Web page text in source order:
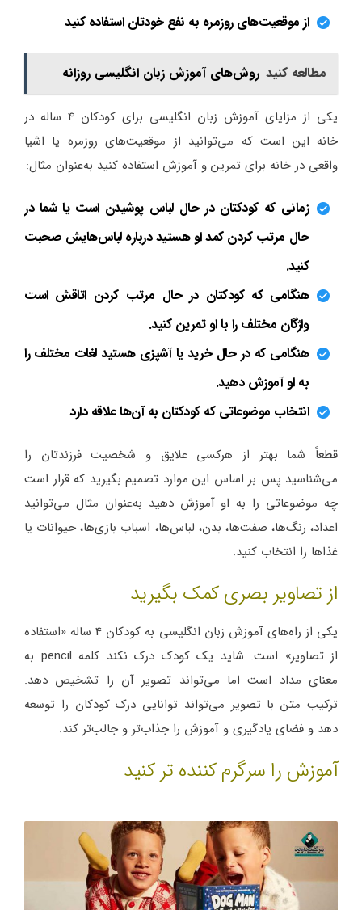
از موقعیت‌های روزمره به نفع خودتان استفاده کنید
مطالعه کنید روش‌های آموزش زبان انگلیسی روزانه
یکی از مزایای آموزش زبان انگلیسی برای کودکان 4 ساله در
خانه این است که می‌توانید از موقعیت‌های روزمره یا اشیا
واقعی در خانه برای تمرین و آموزش استفاده کنید به‌عنوان مثال:
زمانی که کودکتان در حال لباس پوشیدن است یا شما در
حال مرتب کردن کمد او هستید درباره لباس‌هایش صحبت
کنید.
هنگامی که کودکتان در حال مرتب کردن اتاقش است
واژگان مختلف را با او تمرین کنید.
هنگامی که در حال خرید یا آشپزی هستید لغات مختلف را
به او آموزش دهید.
انتخاب موضوعاتی که کودکتان به آن‌ها علاقه دارد
قطعاً شما بهتر از هرکسی علایق و شخصیت فرزندتان را
می‌شناسید پس بر اساس این موارد تصمیم بگیرید که قرار است
چه موضوعاتی را به او آموزش دهید به‌عنوان مثال می‌توانید
اعداد، رنگ‌ها، صفت‌ها، بدن، لباس‌ها، اسباب بازی‌ها، حیوانات یا
غذاها را انتخاب کنید.
از تصاویر بصری کمک بگیرید
یکی از راه‌های آموزش زبان انگلیسی به کودکان 4 ساله «استفاده
از تصاویر» است. شاید یک کودک درک نکند کلمه pencil به
معنای مداد است اما می‌تواند تصویر آن را تشخیص دهد.
ترکیب متن با تصویر می‌تواند توانایی درک کودکان را توسعه
دهد و فضای یادگیری و آموزش را جذاب‌تر و جالب‌تر کند.
آموزش را سرگرم کننده تر کنید